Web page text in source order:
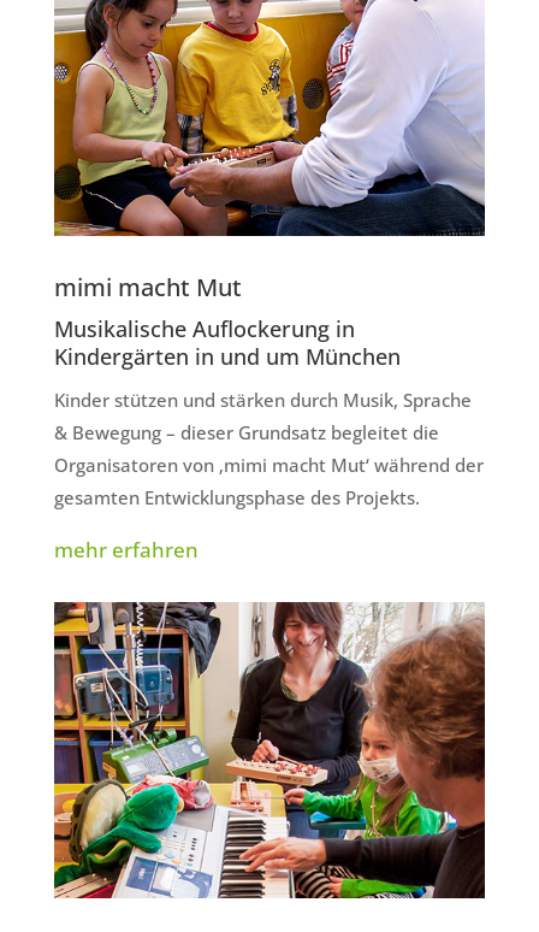
mimi macht Mut
Musikalische Auflockerung in
Kindergärten in und um München
Kinder stützen und stärken durch Musik, Sprache
& Bewegung – dieser Grundsatz begleitet die
Organisatoren von ‚mimi macht Mut‘ während der
gesamten Entwicklungsphase des Projekts.
mehr erfahren